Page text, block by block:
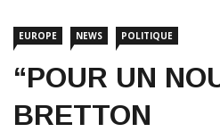
EUROPE NEWS POLITIQUE
“POUR UN
BRETTON